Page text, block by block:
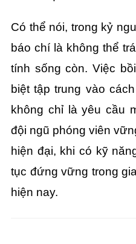
Có thể nói, trong kỷ
báo chí là không thể
tính sống còn. Việc
biệt tập trung vào
không chỉ là yêu cầu
đội ngũ phóng viên
hiện đại, khi có kỹ
tục đứng vững trong
hiện nay.